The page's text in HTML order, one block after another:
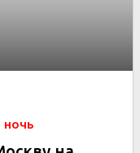
ночь